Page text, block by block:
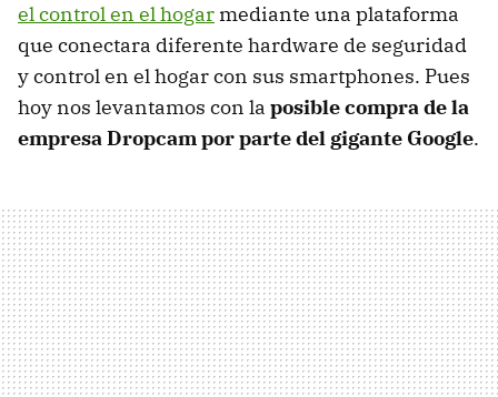
el control en el hogar mediante una plataforma
que conectara diferente hardware de seguridad
y control en el hogar con sus smartphones. Pues
hoy nos levantamos con la posible compra de la
empresa Dropcam por parte del gigante Google.